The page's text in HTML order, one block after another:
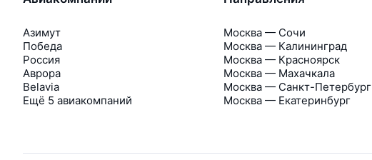
Азимут
Победа
Россия
Аврора
Belavia
Ещё 5 авиакомпаний
Москва — Сочи
Москва — Калининград
Москва — Красноярск
Москва — Махачкала
Москва — Санкт-Петербург
Москва — Екатеринбург